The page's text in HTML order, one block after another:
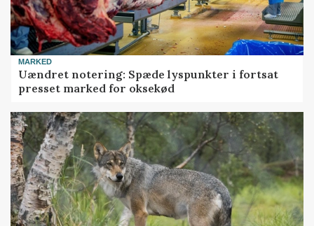
MARKED
Uændret notering: Spæde lyspunkter i fortsat
presset marked for oksekød